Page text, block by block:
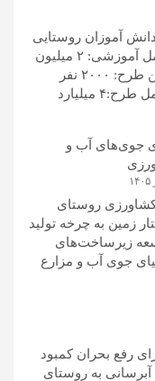
آموزان روستایی
محروم بلوچستان هزینه تهیه هر بسته کامل آموزشی: ۲ میلیون
تومان تعداد دانش‌آموزان تحت پوشش این طرح: ۲۰۰۰ نفر
میزان مشارکت مورد نیاز برای اجرای کامل طرح:۴ میلیارد
جوی‌های آب و
روستای
با هدف بازگرداندن بیش از ۲۰ هکتار زمین به چرخه تولید
زیرساخت‌های
جوی آب و مزارع
رفع بحران کمبود
به روستای